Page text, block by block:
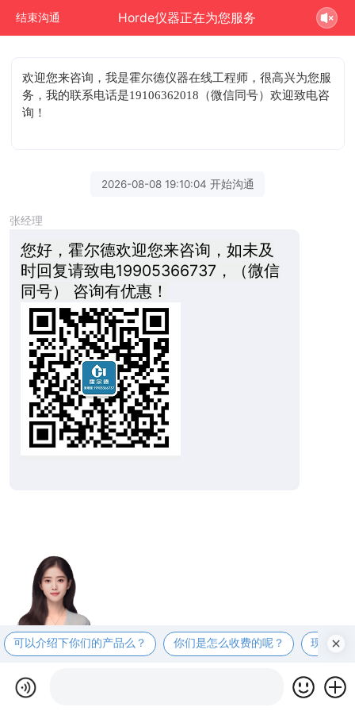
结束沟通 Horde仪器正在为您服务
欢迎您来咨询 ，我是霍尔德仪器在线工程师，很高兴为您服
务，我的联系电话是19106362018（微信同号）欢迎致电咨
询！
2026-08-08 19:10:04 开始沟通
张经理
您好，霍尔德欢迎您来咨询，如未及
时回复请致电19905366737，（微信
同号） 咨询有优惠！
可以介绍下你们的产品么？ 你们是怎么收费的呢？ 现在有